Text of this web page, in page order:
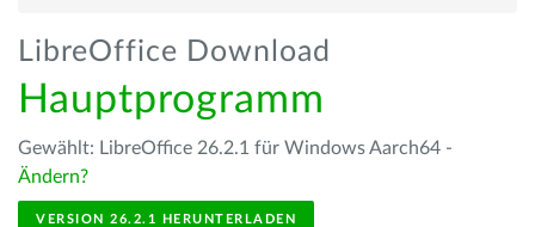
LibreOffice Download
Hauptprogramm
Gewählt: LibreOffice 26.2.1 für Windows Aarch64 -
Ändern?
VERSION 26.2.1 HERUNTERLADEN